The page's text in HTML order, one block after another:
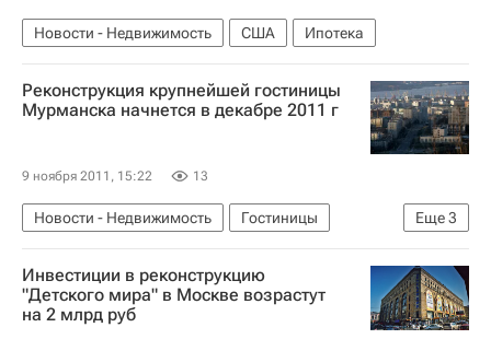
Новости - Недвижимость США Ипотека
Реконструкция крупнейшей гостиницы
Мурманска начнется в декабре 2011 г
9 ноября 2011, 15:22 13
Еще3
Новости - Недвижимость
Гостиницы
Мурманск
Коммерческая недвижимость
Россия
Инвестиции в реконструкцию
"Детского мира" в Москве возрастут
на 2 млрд руб